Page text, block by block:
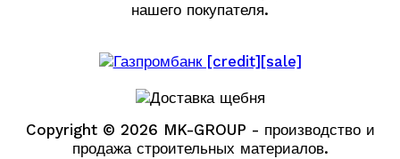
нашего покупателя.
Copyright © 2026 MK-GROUP - производство и
продажа строительных материалов.